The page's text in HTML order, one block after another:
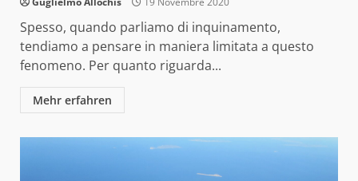
Spesso, quando parliamo di inquinamento,
tendiamo a pensare in maniera limitata a questo
fenomeno. Per quanto riguarda...
Mehr erfahren